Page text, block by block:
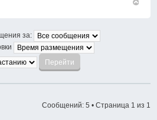
за:
Сообщений: 5 • Страница 1 из 1